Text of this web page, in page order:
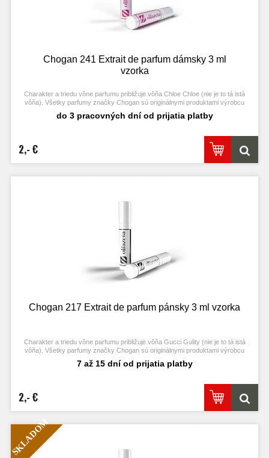
Chogan 241 Extrait de parfum dámsky 3 ml
vzorka
Charakter a triedu vône parfumu približuje vôňa Chloe Chloe (nie je to tá istá
vôňa). Všetky parfumy značky Chogan sú originálnymi produktami výrobcu
Chogan.
do 3 pracovných dní od prijatia platby
2,- €
Chogan 217 Extrait de parfum pánsky 3 ml vzorka
Charakter a triedu vône parfumu približuje vôňa Gucci Gulity (nie je to tá istá
vôňa). Všetky parfumy značky Chogan sú originálnymi produktami výrobcu
7 až 15 dní od prijatia platby
2,- €
SKLADOM